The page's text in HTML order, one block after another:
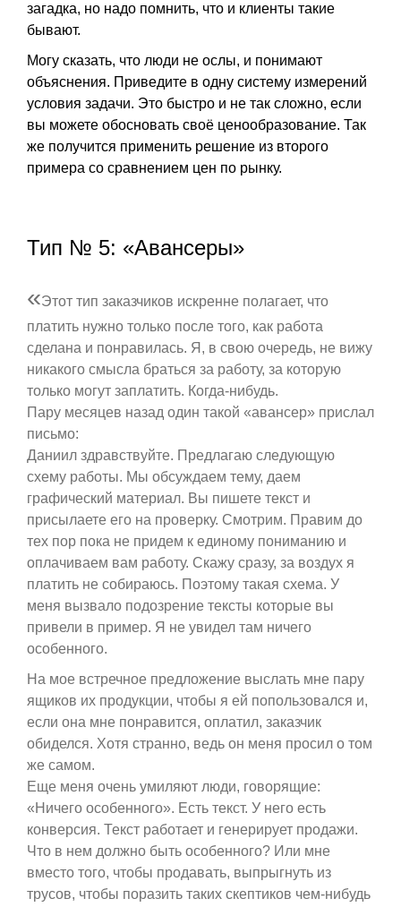
загадка, но надо помнить, что и клиенты такие
бывают.
Могу сказать, что люди не ослы, и понимают
объяснения. Приведите в одну систему измерений
условия задачи. Это быстро и не так сложно, если
вы можете обосновать своё ценообразование. Так
же получится применить решение из второго
примера со сравнением цен по рынку.
Тип № 5: «Авансеры»
«Этот тип заказчиков искренне полагает, что
платить нужно только после того, как работа
сделана и понравилась. Я, в свою очередь, не вижу
никакого смысла браться за работу, за которую
только могут заплатить. Когда-нибудь.
Пару месяцев назад один такой «авансер» прислал
письмо:
Даниил здравствуйте. Предлагаю следующую
схему работы. Мы обсуждаем тему, даем
графический материал. Вы пишете текст и
присылаете его на проверку. Смотрим. Правим до
тех пор пока не придем к единому пониманию и
оплачиваем вам работу. Скажу сразу, за воздух я
платить не собираюсь. Поэтому такая схема. У
меня вызвало подозрение тексты которые вы
привели в пример. Я не увидел там ничего
особенного.
На мое встречное предложение выслать мне пару
ящиков их продукции, чтобы я ей попользовался и,
если она мне понравится, оплатил, заказчик
обиделся. Хотя странно, ведь он меня просил о том
же самом.
Еще меня очень умиляют люди, говорящие:
«Ничего особенного». Есть текст. У него есть
конверсия. Текст работает и генерирует продажи.
Что в нем должно быть особенного? Или мне
вместо того, чтобы продавать, выпрыгнуть из
трусов, чтобы поразить таких скептиков чем-нибудь